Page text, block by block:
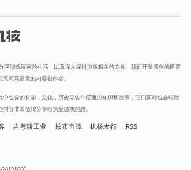
享游戏玩家的生活，以及深入探讨游戏相关的文化。我们开发原创的播客
间高质量的内容创作者。
中包含的科学，文化，历史等各个层面的知识和故事，它们同时也会辐射
容非常值得分享给热爱游戏的您。
吉考斯工业 核市奇谭 机核发行 RSS